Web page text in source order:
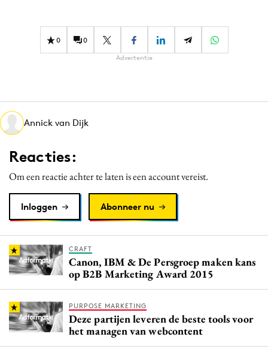
Diversiteit
Effectiviteit
Martech
Media
Merkstrategie
Purpose Marketing
Reputatie & crisis
0 0
Advertentie
Annick van Dijk
Reacties:
Om een reactie achter te laten is een account vereist.
Inloggen Abonneer nu
CRAFT
Canon, IBM & De Persgroep maken kans
op B2B Marketing Award 2015
PURPOSE MARKETING
Deze partijen leveren de beste tools voor
het managen van webcontent